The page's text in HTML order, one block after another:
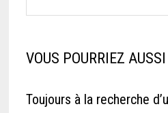
VOUS POURRIEZ
Toujours à la recherche